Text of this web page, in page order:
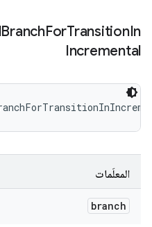
BranchForTransitionIn
Incremental
المعلَمات
branch